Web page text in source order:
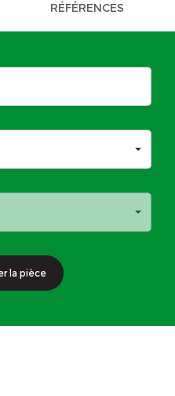
RÉFÉRENCES
la pièce